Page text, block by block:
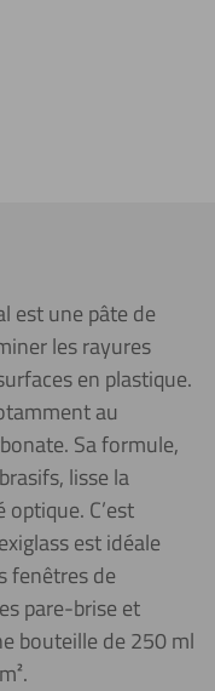
est une pâte de
les rayures
en plastique.
au
Sa formule,
lisse la
C’est
est idéale
fenêtres de
pare-brise et
bouteille de 250 ml